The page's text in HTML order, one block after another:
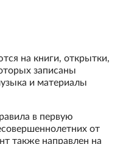
на книги, открытки,
записаны
и материалы
в первую
от
также направлен на